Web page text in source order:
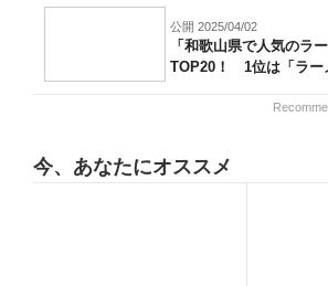
公開 2025/04/02
「和歌山県で人気のラ
TOP20！ 1位は「ラー
今、あなたにオススメ